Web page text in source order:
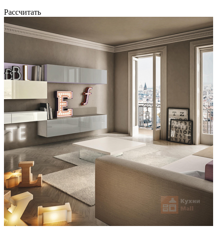
Рассчитать